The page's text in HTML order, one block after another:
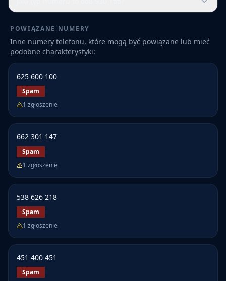
POWIĄZANE NUMERY
Inne numery telefonu, które mogą być powiązane lub mieć
podobne charakterystyki:
625 600 100
Spam
1 zgłoszenie
662 301 147
Spam
1 zgłoszenie
538 626 218
Spam
1 zgłoszenie
451 400 451
Spam